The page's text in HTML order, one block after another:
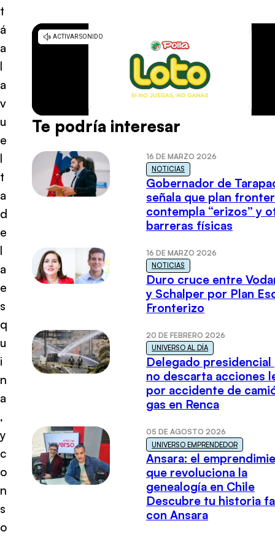
t
á
a
l
a
v
u
e
l
t
a
d
e
l
a
e
s
q
u
i
n
a
,
y
c
o
n
s
o
Te podría interesar
16 DE MARZO 2026
NOTICIAS
Gobernador de
señala que plan
contempla “erizos” y
barreras físicas
16 DE MARZO 2026
NOTICIAS
Duro cruce entre
y Schalper por Plan
Fronterizo
20 DE FEBRERO 2026
UNIVERSO AL DÍA
Delegado presidencial
no descarta acciones
por accidente de
gas en Renca
05 DE AGOSTO 2026
UNIVERSO EMPRENDEDOR
Ansara: el
que revoluciona la
genealogía en Chile
Descubre tu historia
con Ansara